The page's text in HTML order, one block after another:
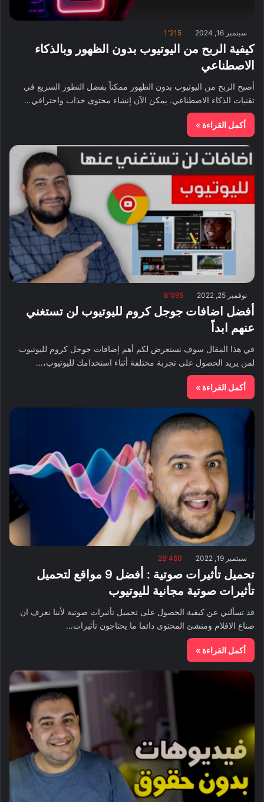
سبتمبر 16, 2024 1٬215
كيفية الربح من اليوتيوب بدون الظهور وبالذكاء
الاصطناعي
أصبح الربح من اليوتيوب بدون الظهور ممكناً بفضل التطور السريع في
تقنيات الذكاء الاصطناعي. يمكن الآن إنشاء محتوى جذاب واحترافي…
أكمل القراءة »
نوفمبر 25, 2022 8٬095
أفضل اضافات جوجل كروم لليوتيوب لن تستغني
عنهم ابداً
في هذا المقال سوف نستعرض لكم أهم إضافات جوجل كروم لليوتيوب
لمن يريد الحصول على تجربة مختلفة أثناء استخدامك لليوتيوب،…
أكمل القراءة »
سبتمبر 19, 2022 28٬460
تحميل تأثيرات صوتية : أفضل 9 مواقع لتحميل
تأثيرات صوتية مجانية لليوتيوب
قد تسألني عن كيفية الحصول على تحميل تأثيرات صوتية لأننا نعرف ان
صناع الافلام ومنشئ المحتوى دائما ما يحتاجون تأثيرات…
أكمل القراءة »